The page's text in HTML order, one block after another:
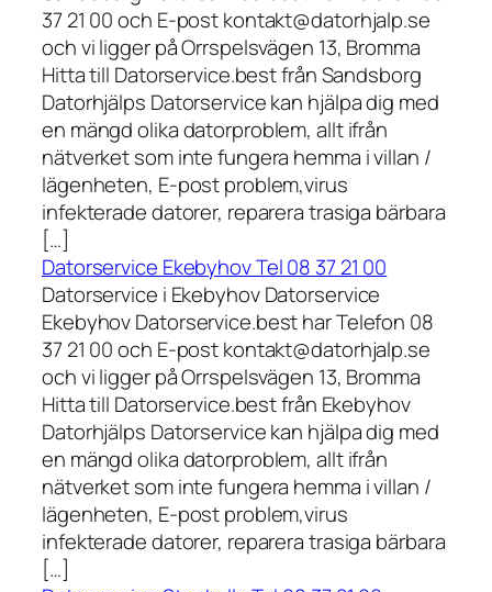
37 21 00 och E-post kontakt@datorhjalp.se
och vi ligger på Orrspelsvägen 13, Bromma
Hitta till Datorservice.best från Sandsborg
Datorhjälps Datorservice kan hjälpa dig med
en mängd olika datorproblem, allt ifrån
nätverket som inte fungera hemma i villan /
lägenheten, E-post problem,virus
infekterade datorer, reparera trasiga bärbara
[…]
Datorservice Ekebyhov Tel 08 37 21 00
Datorservice i Ekebyhov Datorservice
Ekebyhov Datorservice.best har Telefon 08
37 21 00 och E-post kontakt@datorhjalp.se
och vi ligger på Orrspelsvägen 13, Bromma
Hitta till Datorservice.best från Ekebyhov
Datorhjälps Datorservice kan hjälpa dig med
en mängd olika datorproblem, allt ifrån
nätverket som inte fungera hemma i villan /
lägenheten, E-post problem,virus
infekterade datorer, reparera trasiga bärbara
[…]